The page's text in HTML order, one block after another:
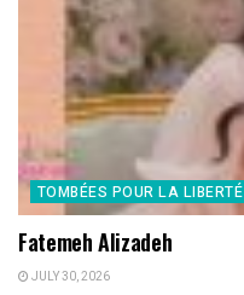
TOMBÉES POUR LA LIBERTÉ
Fatemeh Alizadeh
JULY 30, 2026